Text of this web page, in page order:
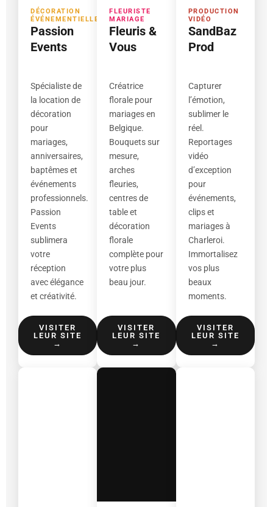
DÉCORATION
ÉVÉNEMENTIELLE
Passion
Events
Spécialiste de
la location de
décoration
pour
mariages,
anniversaires,
baptêmes et
événements
professionnels.
Passion
Events
sublimera
votre
réception
avec élégance
et créativité.
VISITER
LEUR SITE
→
FLEURISTE
MARIAGE
Fleuris &
Vous
Créatrice
florale pour
mariages en
Belgique.
Bouquets sur
mesure,
arches
fleuries,
centres de
table et
décoration
florale
complète pour
votre plus
beau jour.
VISITER
LEUR SITE
→
PRODUCTION
VIDÉO
SandBaz
Prod
Capturer
l’émotion,
sublimer le
réel.
Reportages
vidéo
d’exception
pour
événements,
clips et
mariages à
Charleroi.
Immortalisez
vos plus
beaux
moments.
VISITER
LEUR SITE
→